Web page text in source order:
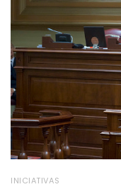
INICIATIVAS